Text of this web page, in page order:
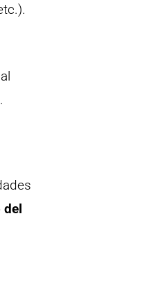
del